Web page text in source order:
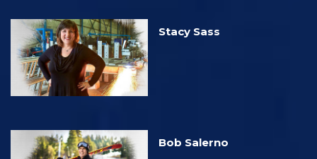
Stacy Sass
Bob Salerno